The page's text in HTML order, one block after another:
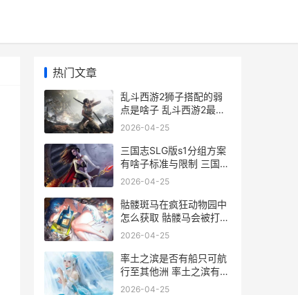
热门文章
乱斗西游2狮子搭配的弱
点是啥子 乱斗西游2最强
阵容搭配技巧详细解析
2026-04-25
三国志SLG版s1分组方案
有啥子标准与限制 三国志
s1武将排名
2026-04-25
骷髅斑马在疯狂动物园中
怎么获取 骷髅马会被打爆
吗
2026-04-25
率土之滨是否有船只可航
行至其他洲 率土之滨有意
思吗
2026-04-25